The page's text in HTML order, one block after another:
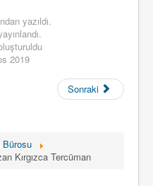
yazıldı.
2019
Sonraki
Bürosu
Kırgızca Tercüman